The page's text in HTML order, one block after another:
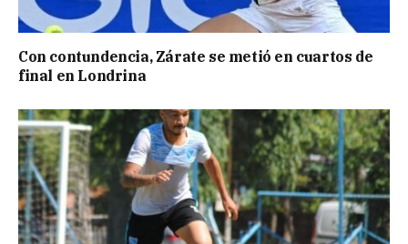
Con contundencia, Zárate se metió en cuartos de
final en Londrina